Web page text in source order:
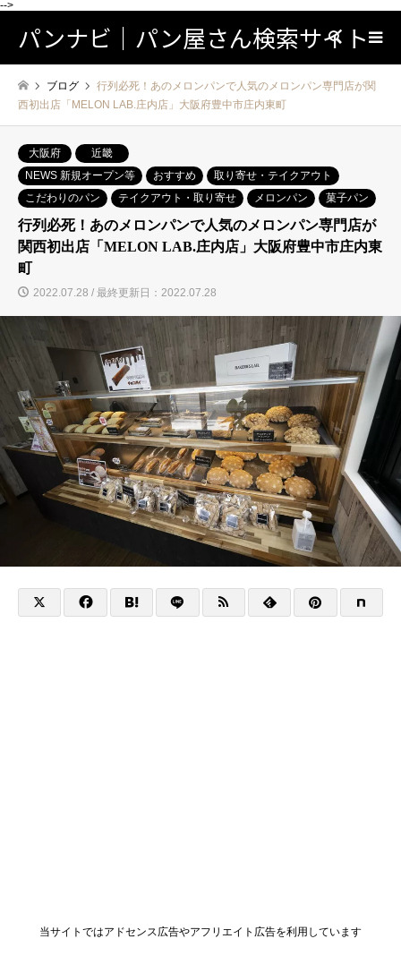
-->
パンナビ｜パン屋さん検索サイト検索
ブログ
行列必死！あのメロンパンで人気のメロンパン専門店が関
西初出店「MELON LAB.庄内店」大阪府豊中市庄内東町
大阪府
近畿
NEWS 新規オープン等
おすすめ
取り寄せ・テイクアウト
こだわりのパン
テイクアウト・取り寄せ メロンパン 菓子パン
行列必死！あのメロンパンで人気のメロンパン専門店が
関西初出店「MELON LAB.庄内店」大阪府豊中市庄内東
町
2022.07.28 / 最終更新日：2022.07.28
当サイトではアドセンス広告やアフリエイト広告を利用しています